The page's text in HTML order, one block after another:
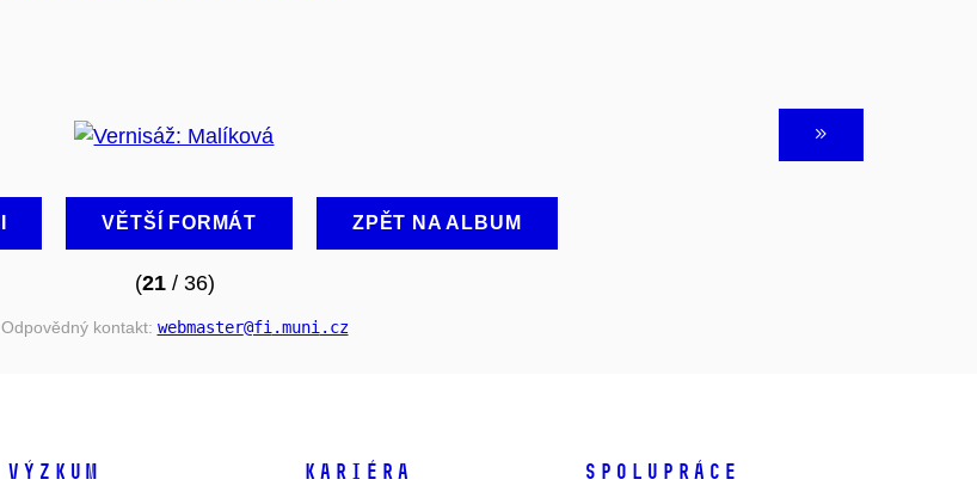
VĚTŠÍ FORMÁT ZPĚT NA ALBUM
(21/ 36)
Odpovědný kontakt: webmaster@fi .muni .cz
VÝZKUM KARIÉRA SPOLUPRÁCE